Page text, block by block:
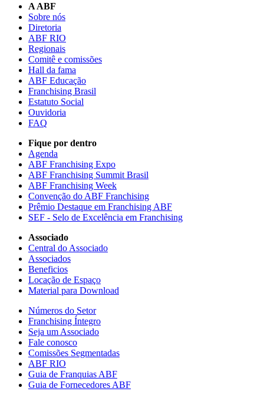
A ABF
Sobre nós
Diretoria
ABF RIO
Regionais
Comitê e comissões
Hall da fama
ABF Educação
Franchising Brasil
Estatuto Social
Ouvidoria
FAQ
Fique por dentro
Agenda
ABF Franchising Expo
ABF Franchising Summit Brasil
ABF Franchising Week
Convenção do ABF Franchising
Prêmio Destaque em Franchising ABF
SEF - Selo de Excelência em Franchising
Associado
Central do Associado
Associados
Beneficios
Locação de Espaço
Material para Download
Números do Setor
Franchising Íntegro
Seja um Associado
Fale conosco
Comissões Segmentadas
ABF RIO
Guia de Franquias ABF
Guia de Fornecedores ABF